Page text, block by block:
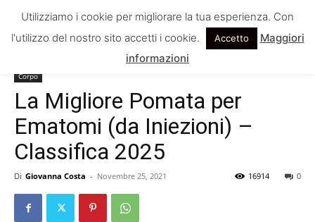
Corpo
La Migliore Pomata per
Ematomi (da Iniezioni) –
Classifica 2025
Di Giovanna Costa - Novembre 25, 2021 0
16914
Utilizziamo i cookie per migliorare la tua esperienza. Con
l'utilizzo del nostro sito accetti i cookie.
Accetto
Maggiori
informazioni